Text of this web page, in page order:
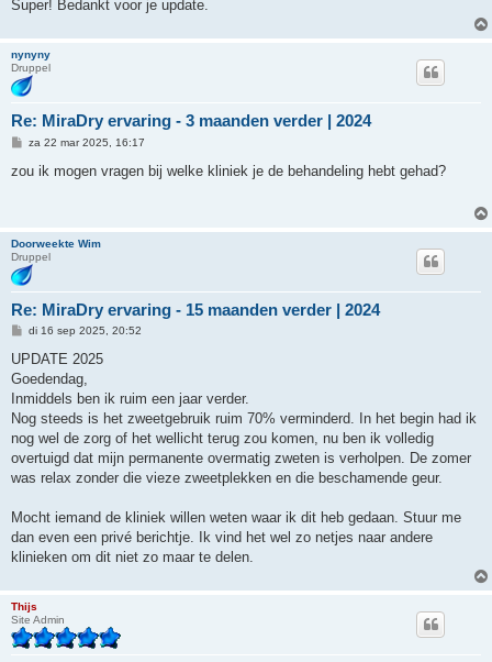
t
Super! Bedankt voor je update.
nynyny
Druppel
Re: MiraDry ervaring - 3 maanden verder | 2024
B
r
za 22 mar 2025, 16:17
zou ik mogen vragen bij welke kliniek je de behandeling hebt gehad?
Doorweekte Wim
Druppel
Re: MiraDry ervaring - 15 maanden verder | 2024
B
r
c
h
di 16 sep 2025, 20:52
UPDATE 2025
Goedendag,
Inmiddels ben ik ruim een jaar verder.
Nog steeds is het zweetgebruik ruim 70% verminderd. In het begin had ik
nog wel de zorg of het wellicht terug zou komen, nu ben ik volledig
overtuigd dat mijn permanente overmatig zweten is verholpen. De zomer
was relax zonder die vieze zweetplekken en die beschamende geur.
Mocht iemand de kliniek willen weten waar ik dit heb gedaan. Stuur me
dan even een privé berichtje. Ik vind het wel zo netjes naar andere
klinieken om dit niet zo maar te delen.
Thijs
Site Admin